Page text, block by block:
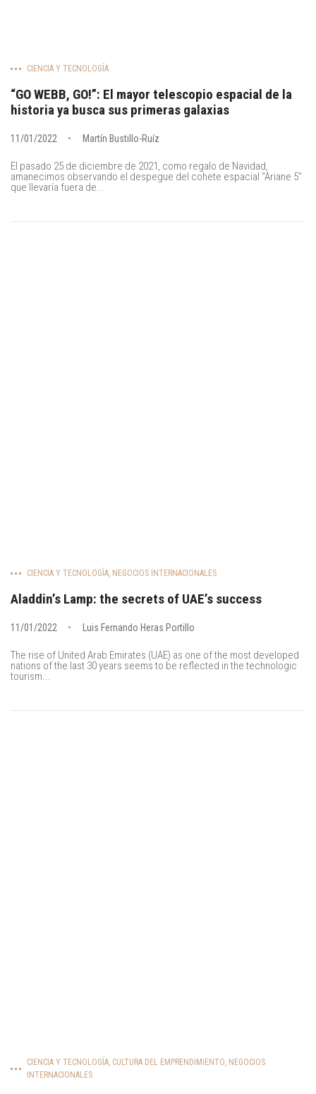
CIENCIA Y TECNOLOGÍA
“GO WEBB, GO!”: El mayor telescopio espacial de la
historia ya busca sus primeras galaxias
11/01/2022 Martín Bustillo-Ruíz
El pasado 25 de diciembre de 2021, como regalo de Navidad,
amanecimos observando el despegue del cohete espacial “Ariane 5”
que llevaría fuera de...
CIENCIA Y TECNOLOGÍA, NEGOCIOS INTERNACIONALES
Aladdin’s Lamp: the secrets of UAE’s success
11/01/2022 Luis Fernando Heras Portillo
The rise of United Arab Emirates (UAE) as one of the most developed
nations of the last 30 years seems to be reflected in the technologic
tourism...
CIENCIA Y TECNOLOGÍA, CULTURA DEL EMPRENDIMIENTO, NEGOCIOS
INTERNACIONALES